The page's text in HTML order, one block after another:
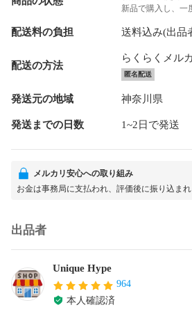
新品で購入し、一
配送料の負担 送料込み(出品
配送の方法
らくらくメル
匿名配送
発送元の地域 神奈川県
発送までの日数 1~2日で発送
メルカリ安心への取り組み
お金は事務局に支払われ、評価後に振り込ま
出品者
Unique Hype
964
本人確認済